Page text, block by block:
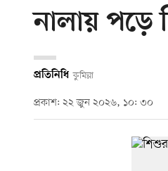
নালায় পড়ে
প্রতিনিধি কুমিল্লা
প্রকাশ: ২২ জুন ২০২৬, ১০: ৩০